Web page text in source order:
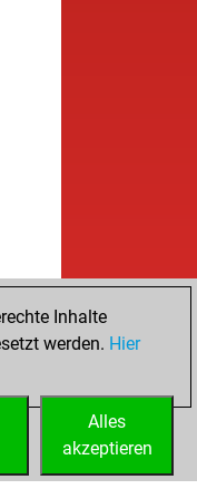
Inhalte
werden. Hier
Alles
akzeptieren